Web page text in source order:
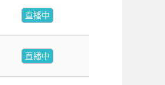
直播中
直播中